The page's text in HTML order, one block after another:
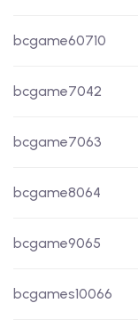
bcgame60710
bcgame7042
bcgame7063
bcgame8064
bcgame9065
bcgames10066